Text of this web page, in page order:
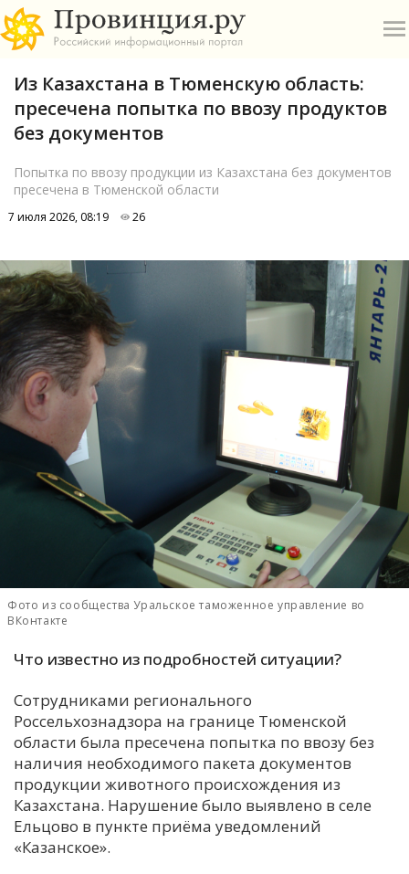
В
И
М
Н
Р
С
Ч
Я
Из Казахстана в Тюменскую область:
пресечена попытка по ввозу продуктов
без документов
Попытка по ввозу продукции из Казахстана без документов
пресечена в Тюменской области
7 июля 2026, 08:19 26
Фото из сообщества Уральское таможенное управление во
ВКонтакте
Что известно из подробностей ситуации?
Сотрудниками регионального
Россельхознадзора на границе Тюменской
области была пресечена попытка по ввозу без
наличия необходимого пакета документов
продукции животного происхождения из
Казахстана. Нарушение было выявлено в селе
Ельцово в пункте приёма уведомлений
«Казанское».